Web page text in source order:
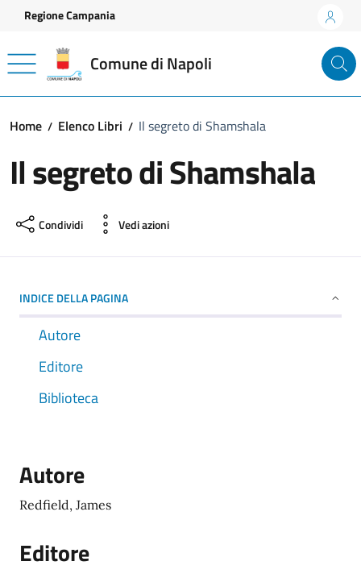
Vai ai contenuti
Vai al footer
Regione Campania
Comune di Napoli
Home Elenco Libri Il segreto di Shamshala
Il segreto di Shamshala
Condividi Vedi azioni
INDICE DELLA PAGINA
Autore
Editore
Biblioteca
Autore
Redfield, James
Editore